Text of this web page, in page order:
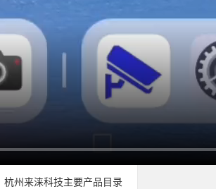
山东济宁某火车快速装载站
使用低速测速雷达
11/13
151
HV300手持高清测速仪|超速
杭州来涞科技主要产品目录